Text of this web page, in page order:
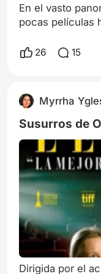
En el vasto
pocas películas
Brady Corbet.
tras sobrevivir
su vida en
destacadas de
26 15
Susurros de
Dirigida por el